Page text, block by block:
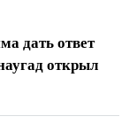
дать ответ
открыл